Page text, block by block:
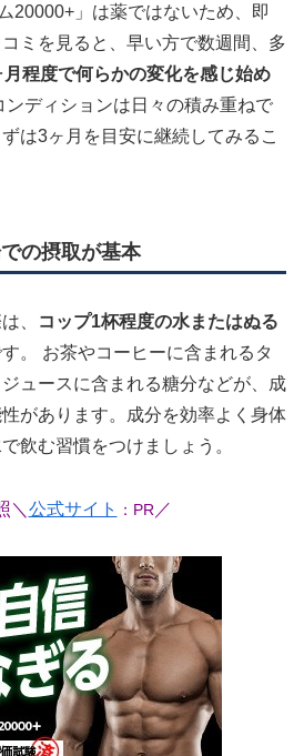
20000+」は薬ではないため、即
ミを見ると、早い方で数週間、多
程度で何らかの変化を感じ始め
ンディションは日々の積み重ねで
は3ヶ月を目安に継続してみるこ
の摂取が基本
、
コップ1杯程度の水またはぬる
。 お茶やコーヒーに含まれるタ
ュースに含まれる糖分などが、成
があります。成分を効率よく身体
飲む習慣をつけましょう。
＼ 公式サイト ：PR ／